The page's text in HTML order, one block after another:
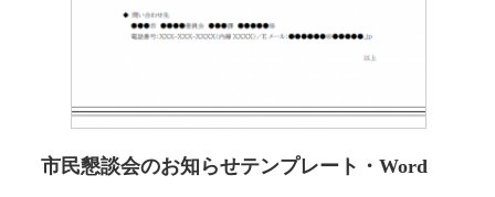
市民懇談会のお知らせテンプレート・Word